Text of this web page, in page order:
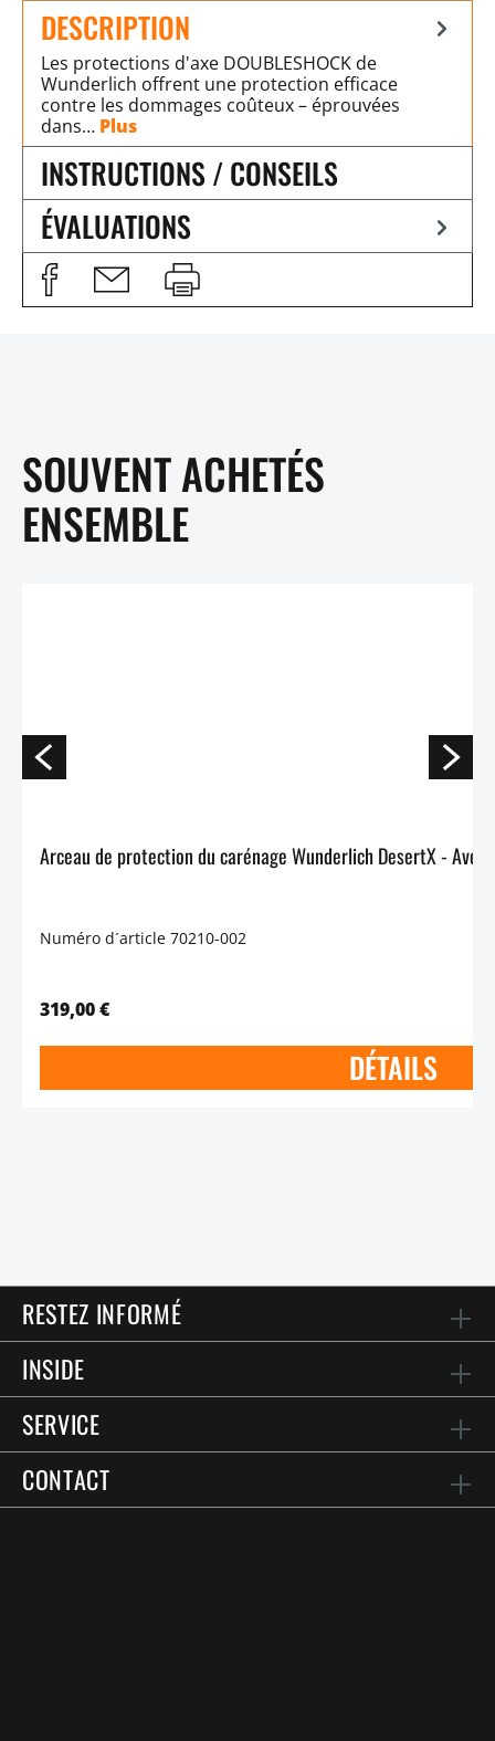
DESCRIPTION
Les protections d'axe DOUBLESHOCK de
Wunderlich offrent une protection efficace
contre les dommages coûteux – éprouvées
dans… Plus
INSTRUCTIONS / CONSEILS
ÉVALUATIONS
SOUVENT ACHETÉS
ENSEMBLE
Numéro d´article 70210-002
319,00 €
DÉTAILS
RESTEZ INFORMÉ
INSIDE
SERVICE
CONTACT